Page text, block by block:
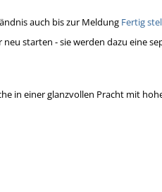
auch bis zur Meldung Fertig
starten - sie werden dazu eine
in einer glanzvollen Pracht mit